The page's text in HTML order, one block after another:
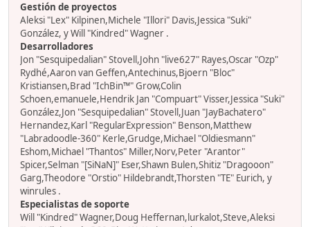
Gestión de proyectos
Aleksi "Lex" Kilpinen,Michele "Illori" Davis,Jessica "Suki"
González, y Will "Kindred" Wagner .
Desarrolladores
Jon "Sesquipedalian" Stovell,John "live627" Rayes,Oscar "Ozp"
Rydhé,Aaron van Geffen,Antechinus,Bjoern "Bloc"
Kristiansen,Brad "IchBin™" Grow,Colin
Schoen,emanuele,Hendrik Jan "Compuart" Visser,Jessica "Suki"
González,Jon "Sesquipedalian" Stovell,Juan "JayBachatero"
Hernandez,Karl "RegularExpression" Benson,Matthew
"Labradoodle-360" Kerle,Grudge,Michael "Oldiesmann"
Eshom,Michael "Thantos" Miller,Norv,Peter "Arantor"
Spicer,Selman "[SiNaN]" Eser,Shawn Bulen,Shitiz "Dragooon"
Garg,Theodore "Orstio" Hildebrandt,Thorsten "TE" Eurich, y
winrules .
Especialistas de soporte
Will "Kindred" Wagner,Doug Heffernan,lurkalot,Steve,Aleksi